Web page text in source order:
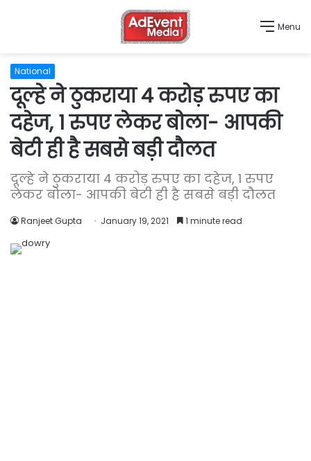
Menu
National
दूल्हे ने ठुकराया 4 करोड़ रुपए का
दहेज, 1 रुपए लेकर बोला- आपकी
बेटी ही है सबसे बड़ी दौलत
दूल्हे ने ठुकराया 4 करोड़ रुपए का दहेज, 1 रुपए
लेकर बोला- आपकी बेटी ही है सबसे बड़ी दौलत
Ranjeet Gupta January 19, 2021 1 minute read